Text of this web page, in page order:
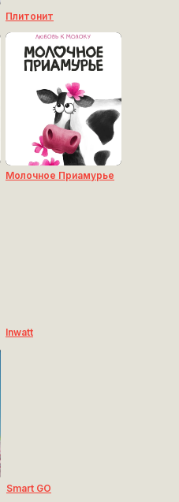
Молочное Приамурье
Inwatt
Плитонит
Smart GO